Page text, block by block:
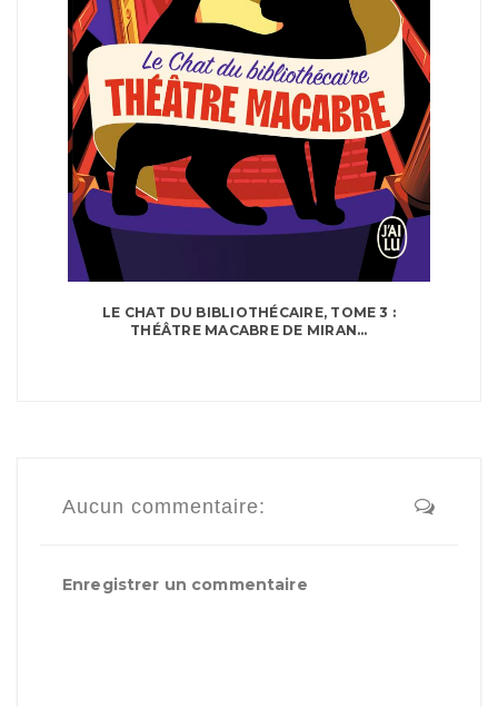
LE CHAT DU BIBLIOTHÉCAIRE, TOME 3 :
THÉÂTRE MACABRE DE MIRAN...
Aucun commentaire:
Enregistrer un commentaire